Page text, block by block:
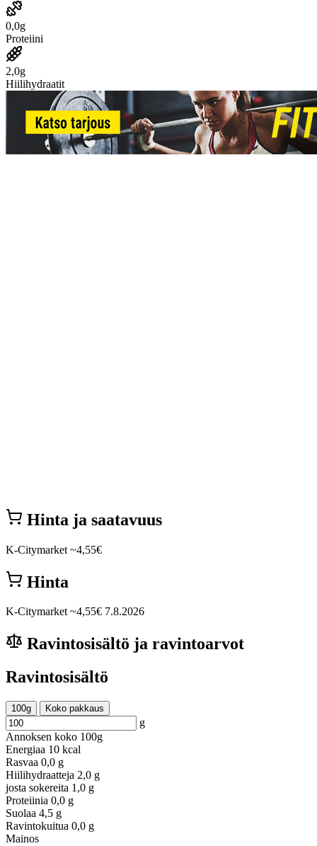
0,0g
Proteiini
2,0g
Hiilihydraatit
Hinta ja saatavuus
K-Citymarket ~4,55€
Hinta
K-Citymarket ~4,55€ 7.8.2026
Ravintosisältö ja ravintoarvot
Ravintosisältö
100g Koko pakkaus
g
Annoksen koko 100g
Energiaa 10 kcal
Rasvaa 0,0 g
Hiilihydraatteja 2,0 g
josta sokereita 1,0 g
Proteiinia 0,0 g
Suolaa 4,5 g
Ravintokuitua 0,0 g
Mainos